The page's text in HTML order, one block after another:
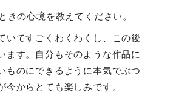
の心境を教えてください。
いてすごくわくわくし、この後
ます。自分もそのような作品に
ものにできるように本気でぶつ
からとても楽しみです。